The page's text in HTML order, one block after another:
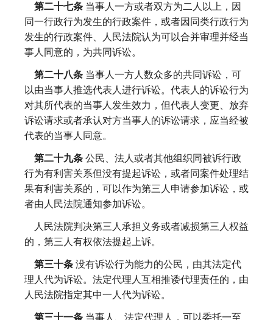
第二十七条 当事人一方或者双方为二人以上，因
同一行政行为发生的行政案件，或者因同类行政行为
发生的行政案件、人民法院认为可以合并审理并经当
事人同意的，为共同诉讼。
第二十八条 当事人一方人数众多的共同诉讼，可
以由当事人推选代表人进行诉讼。代表人的诉讼行为
对其所代表的当事人发生效力，但代表人变更、放弃
诉讼请求或者承认对方当事人的诉讼请求，应当经被
代表的当事人同意。
第二十九条 公民、法人或者其他组织同被诉行政
行为有利害关系但没有提起诉讼，或者同案件处理结
果有利害关系的，可以作为第三人申请参加诉讼，或
者由人民法院通知参加诉讼。
人民法院判决第三人承担义务或者减损第三人权益
的，第三人有权依法提起上诉。
第三十条 没有诉讼行为能力的公民，由其法定代
理人代为诉讼。法定代理人互相推诿代理责任的，由
人民法院指定其中一人代为诉讼。
第三十一条 当事人、法定代理人，可以委托一至